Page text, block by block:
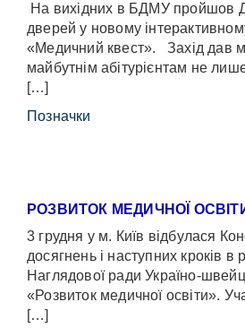
На вихідних в БДМУ пройшов
дверей у новому
«Медичний квест». Захід дав
майбутнім абітурієнтам не
[…]
Позначки
РОЗВИТОК МЕДИЧНОЇ
3 грудня у м. Київ відбулася
досягнень і наступних кроків в
Наглядової ради Україно-
«Розвиток медичної освіти».
[…]